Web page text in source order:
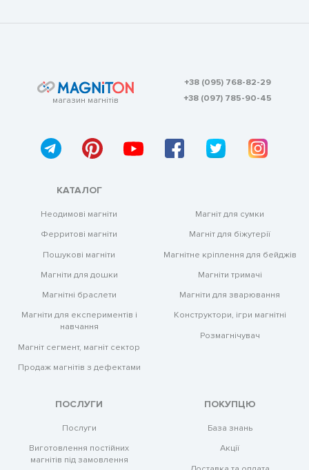
магазин магнітів
+38 (095) 768-82-29
+38 (097) 785-90-45
КАТАЛОГ
Неодимові магніти
Ферритові магніти
Пошукові магніти
Магніти для дошки
Магнітні браслети
Магніти для експериментів і
навчання
Магніт сегмент, магніт сектор
Продаж магнітів з дефектами
Магніт для сумки
Магніт для біжутерії
Магнітне кріплення для бейджів
Магніти тримачі
Магніти для зварювання
Конструктори, ігри магнітні
Розмагнічувач
ПОСЛУГИ
Послуги
Виготовлення постійних
магнітів під замовлення
ПОКУПЦЮ
База знань
Акції